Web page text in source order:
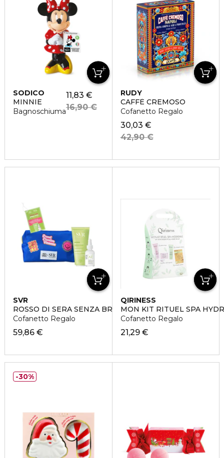
SODICO
MINNIE
Bagnoschiuma
11,83 €
16,90 €
RUDY
CAFFÈ CREMOSO
Cofanetto Regalo
30,03 €
42,90 €
SVR
ROSSO DI SERA SENZA BRUFOLI
Cofanetto Regalo
59,86 €
QIRINESS
MON KIT RITUEL SPA
Cofanetto Regalo
21,29 €
30%